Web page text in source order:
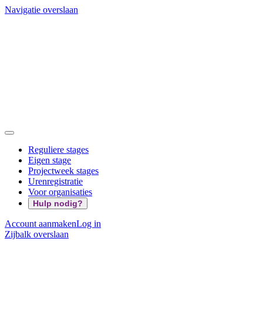
Navigatie overslaan
Reguliere stages
Eigen stage
Projectweek stages
Urenregistratie
Voor organisaties
Hulp nodig?
Account aanmakenLog in
Zijbalk overslaan